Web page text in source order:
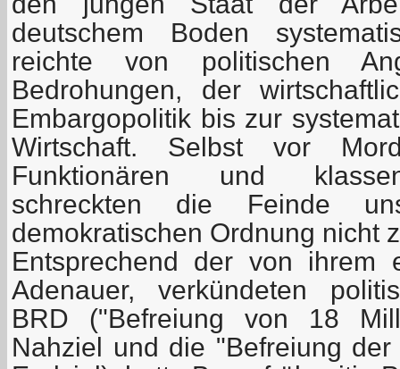
deutschem Boden
reichte von politischen
Bedrohungen, der
Embargopolitik bis zur
Wirtschaft. Selbst vor
Funktionären und
schreckten die Feinde
demokratischen Ordnung nicht
Entsprechend der von ihrem
Adenauer, verkündeten
BRD ("Befreiung von 18
Nahziel und die "Befreiung